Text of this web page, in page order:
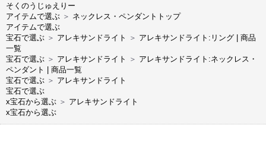
そくのうじゅえりー
アイテムで選ぶ ＞ ネックレス・ペンダントトップ
アイテムで選ぶ
宝石で選ぶ ＞ アレキサンドライト ＞ アレキサンドライト:リング | 商品
一覧
宝石で選ぶ ＞ アレキサンドライト ＞ アレキサンドライト:ネックレス・
ペンダント | 商品一覧
宝石で選ぶ ＞ アレキサンドライト
宝石で選ぶ
x宝石から選ぶ ＞ アレキサンドライト
x宝石から選ぶ